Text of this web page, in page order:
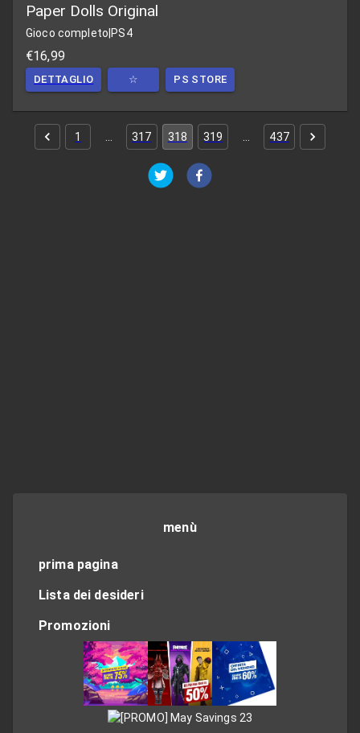
Paper Dolls Original
Gioco completo PS4
€16,99
DETTAGLIO ☆ PS STORE
1 … 317 318 319 … 437
menù
prima pagina
Lista dei desideri
Promozioni